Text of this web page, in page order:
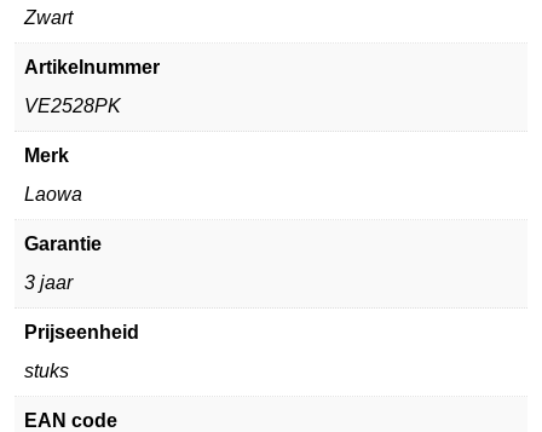
Zwart
Artikelnummer
VE2528PK
Merk
Laowa
Garantie
3 jaar
Prijseenheid
stuks
EAN code